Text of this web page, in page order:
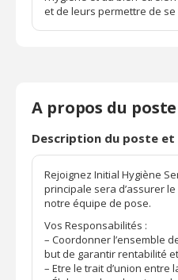
et de leurs permettre de
A propos du poste
Description du poste
Rejoignez Initial Hygiène
principale sera d’assurer
notre équipe de pose.
Vos Responsabilités :
– Coordonner l’ensemble
but de garantir rentabilité
– Etre le trait d’union entre